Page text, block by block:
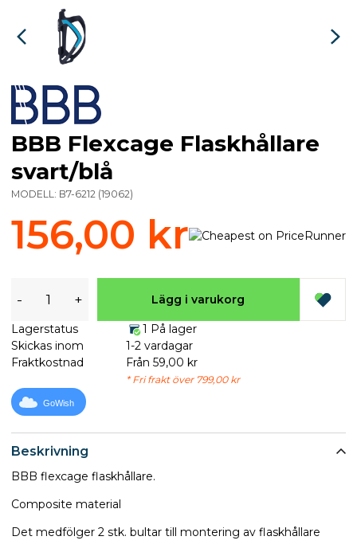
Beskrivning
BBB flexcage flaskhållare.
Composite material
Det medfölger 2 stk. bultar till montering av flaskhållare
BBB Flexcage Flaskhållare
svart/blå
MODELL: B7-6212 (19062)
156,00 kr
- + Lägg i varukorg
Lagerstatus
1 På lager
Skickas inom
1-2 vardagar
Fraktkostnad
Från 59,00 kr
* Fri frakt över 799,00 kr
GoWish